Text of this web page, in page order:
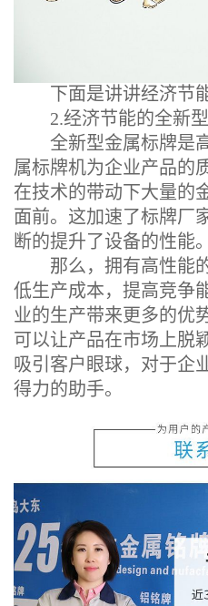
下面是讲讲经济节能
2.经济节能的全新型
全新型金属标牌是高
属标牌机为企业产品的
在技术的带动下大量的
面前。这加速了标牌厂
断的提升了设备的性能。
那么，拥有高性能的
低生产成本，提高竞争
业的生产带来更多的优
可以让产品在市场上脱
吸引客户眼球，对于企
得力的助手。